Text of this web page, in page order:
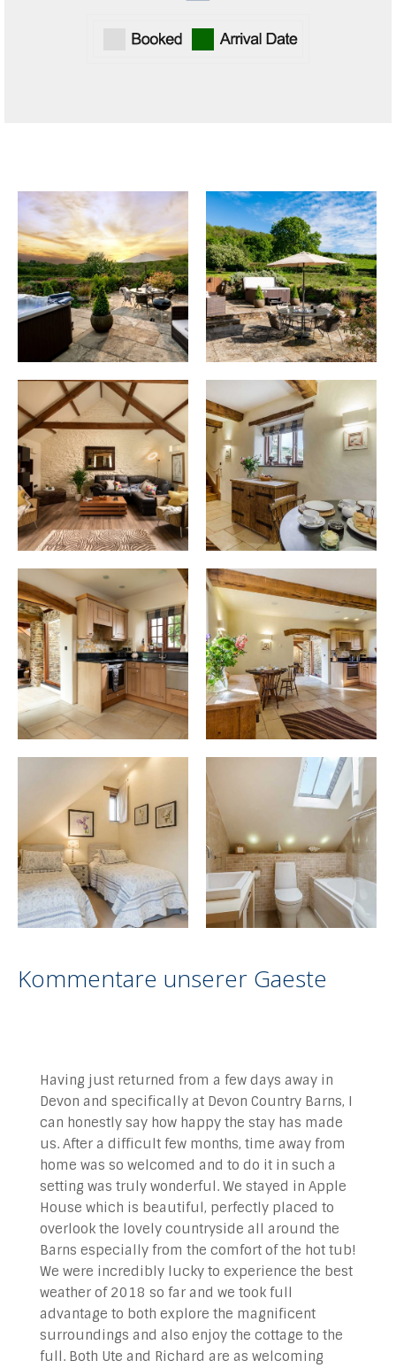
Kommentare unserer Gaeste
Having just returned from a few days away in
Devon and specifically at Devon Country Barns, I
can honestly say how happy the stay has made
us. After a difficult few months, time away from
home was so welcomed and to do it in such a
setting was truly wonderful. We stayed in Apple
House which is beautiful, perfectly placed to
overlook the lovely countryside all around the
Barns especially from the comfort of the hot tub!
We were incredibly lucky to experience the best
weather of 2018 so far and we took full
advantage to both explore the magnificent
surroundings and also enjoy the cottage to the
full. Both Ute and Richard are as welcoming